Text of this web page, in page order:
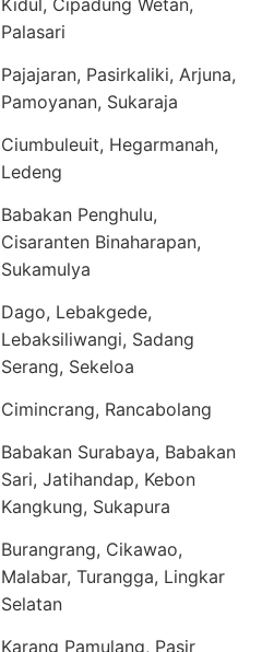
Palasari
Pajajaran, Pasirkaliki, Arjuna,
Pamoyanan, Sukaraja
Ciumbuleuit, Hegarmanah,
Ledeng
Babakan Penghulu,
Cisaranten Binaharapan,
Sukamulya
Dago, Lebakgede,
Lebaksiliwangi, Sadang
Serang, Sekeloa
Cimincrang, Rancabolang
Babakan Surabaya, Babakan
Sari, Jatihandap, Kebon
Kangkung, Sukapura
Burangrang, Cikawao,
Malabar, Turangga, Lingkar
Selatan
Karang Pamulang, Pasir